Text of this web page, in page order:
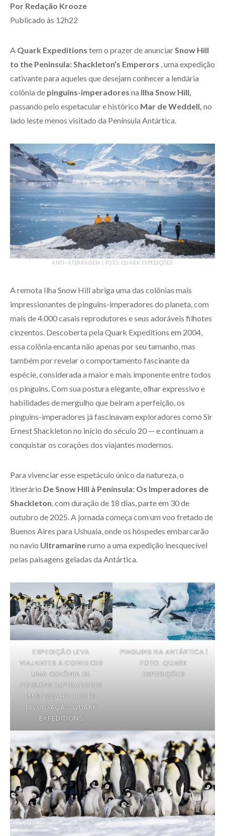
Por Redação Krooze
Publicado às 12h22
A Quark Expeditions tem o prazer de anunciar Snow Hill
to the Peninsula: Shackleton’s Emperors , uma expedição
cativante para aqueles que desejam conhecer a lendária
colônia de pinguins-imperadores na Ilha Snow Hill,
passando pelo espetacular e histórico Mar de Weddell, no
lado leste menos visitado da Península Antártica.
ANTI-ATERRAGEM | FOTO: QUARK EXPEDIÇÕES
A remota Ilha Snow Hill abriga uma das colônias mais
impressionantes de pinguins-imperadores do planeta, com
mais de 4.000 casais reprodutores e seus adoráveis filhotes
cinzentos. Descoberta pela Quark Expeditions em 2004,
essa colônia encanta não apenas por seu tamanho, mas
também por revelar o comportamento fascinante da
espécie, considerada a maior e mais imponente entre todos
os pinguins. Com sua postura elegante, olhar expressivo e
habilidades de mergulho que beiram a perfeição, os
pinguins-imperadores já fascinavam exploradores como Sir
Ernest Shackleton no início do século 20 — e continuam a
conquistar os corações dos viajantes modernos.
Para vivenciar esse espetáculo único da natureza, o
itinerário De Snow Hill à Península: Os Imperadores de
Shackleton, com duração de 18 dias, parte em 30 de
outubro de 2025. A jornada começa com um voo fretado de
Buenos Aires para Ushuaia, onde os hóspedes embarcarão
no navio Ultramarinerumo a uma expedição inesquecível
pelas paisagens geladas da Antártica.
EXPEDIÇÃO LEVA
VIAJANTES A CONHECER
UMA COLÔNIA DE
PINGUINS IMPERADORES
EM SNOW HILL | FOTO:
DIVULGAÇÃO QUARK
EXPEDITIONS
PINGUINS NA ANTÁRTICA |
FOTO: QUARK
EXPEDIÇÕES